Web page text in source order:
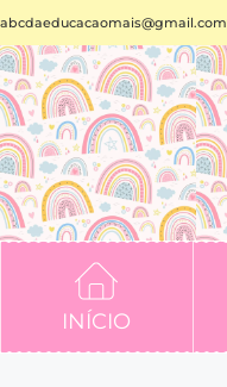
abcdaeducacaomais@gmail.com
INÍCIO